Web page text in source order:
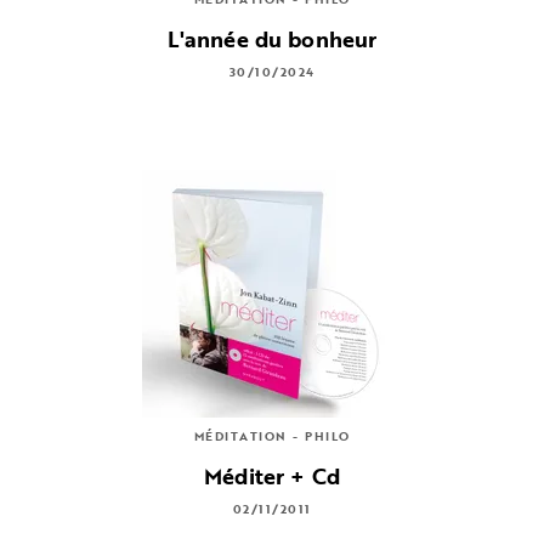
L'année du bonheur
30/10/2024
MÉDITATION - PHILO
Méditer + Cd
02/11/2011